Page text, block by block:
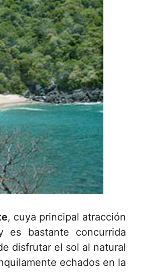
, cuya principal atracción
es bastante concurrida
disfrutar el sol al natural
echados en la